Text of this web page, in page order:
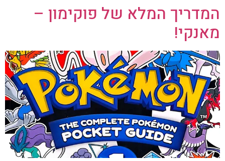
המדריך המלא של פוקימון –
מאנקי!